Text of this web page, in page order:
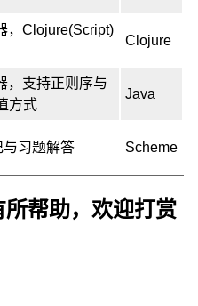
，Clojure(Script)
Clojure
，支持正则序与
方式
Java
习题解答 Scheme
帮助，欢迎打赏